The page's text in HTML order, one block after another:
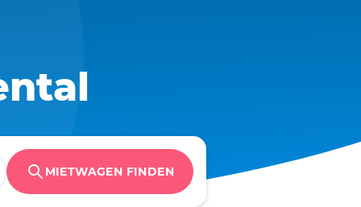
MIETWAGEN FINDEN